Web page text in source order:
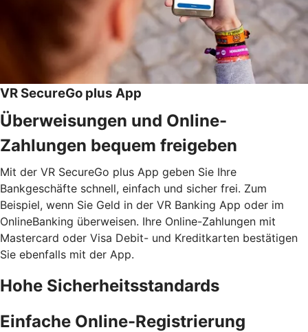
VR SecureGo plus App
Überweisungen und Online-
Zahlungen bequem freigeben
Mit der VR SecureGo plus App geben Sie Ihre
Bankgeschäfte schnell, einfach und sicher frei. Zum
Beispiel, wenn Sie Geld in der VR Banking App oder im
OnlineBanking überweisen. Ihre Online-Zahlungen mit
Mastercard oder Visa Debit- und Kreditkarten bestätigen
Sie ebenfalls mit der App.
Hohe Sicherheitsstandards
Einfache Online-Registrierung